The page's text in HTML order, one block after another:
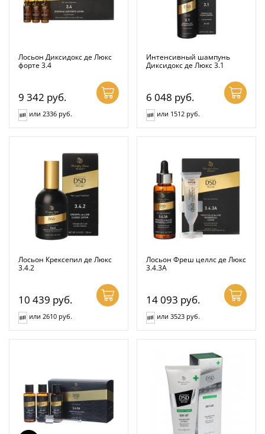
Лосьон Диксидокс де Люкс
форте 3.4
9 342 руб.
или 2336 руб.
Интенсивный шампунь
Диксидокс де Люкс 3.1
6 048 руб.
или 1512 руб.
Лосьон Крексепил де Люкс
3.4.2
10 439 руб.
или 2610 руб.
Лосьон Фреш целлс де Люкс
3.4.3А
14 093 руб.
или 3523 руб.